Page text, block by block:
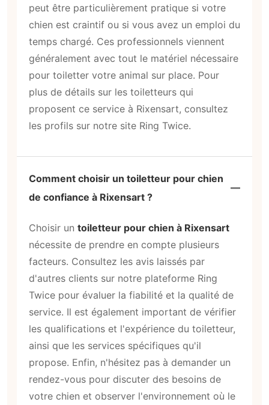
peut être particulièrement pratique si votre
chien est craintif ou si vous avez un emploi du
temps chargé. Ces professionnels viennent
généralement avec tout le matériel nécessaire
pour toiletter votre animal sur place. Pour
plus de détails sur les toiletteurs qui
proposent ce service à Rixensart, consultez
les profils sur notre site Ring Twice.
Comment choisir un toiletteur pour chien
de confiance à Rixensart ?
Choisir un toiletteur pour chien à Rixensart
nécessite de prendre en compte plusieurs
facteurs. Consultez les avis laissés par
d'autres clients sur notre plateforme Ring
Twice pour évaluer la fiabilité et la qualité de
service. Il est également important de vérifier
les qualifications et l'expérience du toiletteur,
ainsi que les services spécifiques qu'il
propose. Enfin, n'hésitez pas à demander un
rendez-vous pour discuter des besoins de
votre chien et observer l'environnement où le